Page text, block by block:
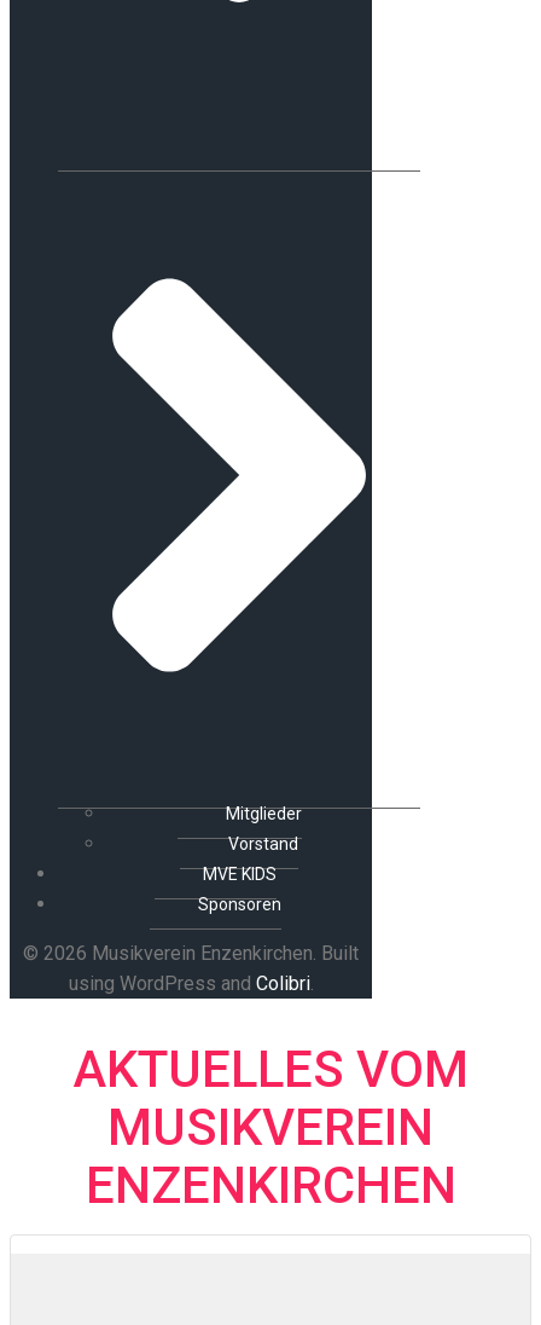
Mitglieder
Vorstand
MVE KIDS
Sponsoren
© 2026 Musikverein Enzenkirchen. Built
using WordPress and Colibri.
AKTUELLES VOM
MUSIKVEREIN
ENZENKIRCHEN